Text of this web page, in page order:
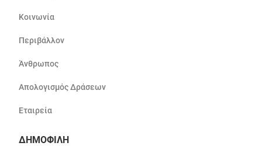
Κοινωνία
Περιβάλλον
Άνθρωπος
Απολογισμός Δράσεων
Εταιρεία
ΔΗΜΟΦΙΛΗ